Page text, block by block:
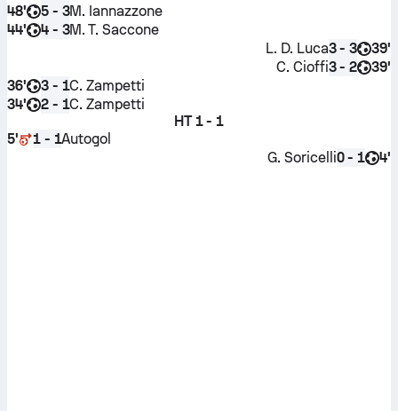
48'
5 - 3M. Iannazzone
44'
4 - 3M. T. Saccone
39'
3 - 3
L. D. Luca
39'
3 - 2
C. Cioffi
36'
3 - 1C. Zampetti
34'
2 - 1C. Zampetti
HT 1 - 1
5'
1 - 1Autogol
4'
0 - 1
G. Soricelli